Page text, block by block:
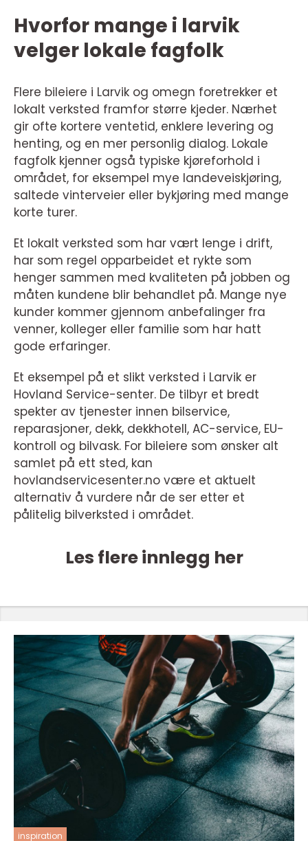
Hvorfor mange i larvik
velger lokale fagfolk
Flere bileiere i Larvik og omegn foretrekker et
lokalt verksted framfor større kjeder. Nærhet
gir ofte kortere ventetid, enklere levering og
henting, og en mer personlig dialog. Lokale
fagfolk kjenner også typiske kjøreforhold i
området, for eksempel mye landeveiskjøring,
saltede vinterveier eller bykjøring med mange
korte turer.
Et lokalt verksted som har vært lenge i drift,
har som regel opparbeidet et rykte som
henger sammen med kvaliteten på jobben og
måten kundene blir behandlet på. Mange nye
kunder kommer gjennom anbefalinger fra
venner, kolleger eller familie som har hatt
gode erfaringer.
Et eksempel på et slikt verksted i Larvik er
Hovland Service-senter. De tilbyr et bredt
spekter av tjenester innen bilservice,
reparasjoner, dekk, dekkhotell, AC-service, EU-
kontroll og bilvask. For bileiere som ønsker alt
samlet på ett sted, kan
hovlandservicesenter.no være et aktuelt
alternativ å vurdere når de ser etter et
pålitelig bilverksted i området.
Les flere innlegg her
inspiration